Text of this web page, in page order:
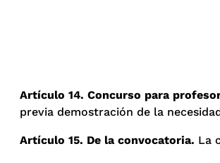
Artículo 14. Concurso para
previa demostración de la
Artículo 15. De la convocatoria. La